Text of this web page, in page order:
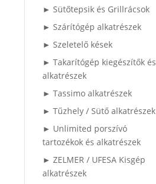
► Sütőtepsik és Grillrácsok
► Szárítógép alkatrészek
► Szeletelő kések
► Takarítógép kiegészítők és
alkatrészek
► Tassimo alkatrészek
► Tűzhely / Sütő alkatrészek
► Unlimited porszívó
tartozékok és alkatrészek
► ZELMER / UFESA Kisgép
alkatrészek